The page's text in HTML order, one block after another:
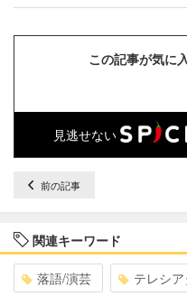
この記事が気に
見逃せない
前の記事
関連キーワード
落語/演芸 テレシ